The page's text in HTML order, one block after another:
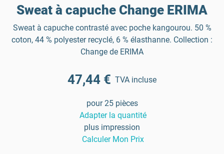
Sweat à capuche Change ERIMA
Sweat à capuche contrasté avec poche kangourou. 50 %
coton, 44 % polyester recyclé, 6 % élasthanne. Collection :
Change de ERIMA
47,44 € TVA incluse
pour 25 pièces
Adapter la quantité
plus impression
Calculer Mon Prix